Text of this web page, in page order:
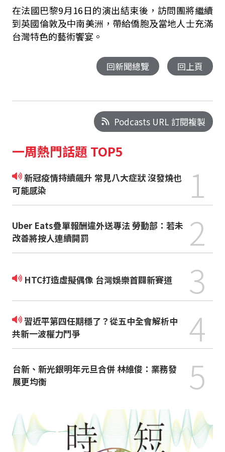
在法國巴黎9月16日的演出結束後，訪問團將繼續
到英國倫敦及中南美洲，帶給僑胞及當地人士充滿
台灣特色的藝術饗宴。
回新聞總覽 回上頁
Podcasts URL 訂閱複製
一周熱門話題 TOP5
新冠疫情持續飆升 常見八大症狀 沒發燒也
可能感染
1
Uber Eats疊單報酬違外送專法 勞動部：若未
改善將按人連續開罰
2
HTC打造虛擬偶像 台灣娛樂首闢新賽道 3
習近平第四任期穩了？從五中全會解析中
共新一波權力鬥爭
4
台新、新光銀明年元旦合併 林維俊：業務發
展更均衡
5